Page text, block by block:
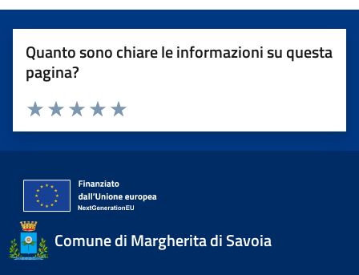
Quanto sono chiare le informazioni su questa
pagina?
Valuta 5 stelle su 5
Valuta 4 stelle su 5
Valuta 3 stelle su 5
Valuta 2 stelle su 5
Valuta 1 stelle su 5
Comune di Margherita di Savoia